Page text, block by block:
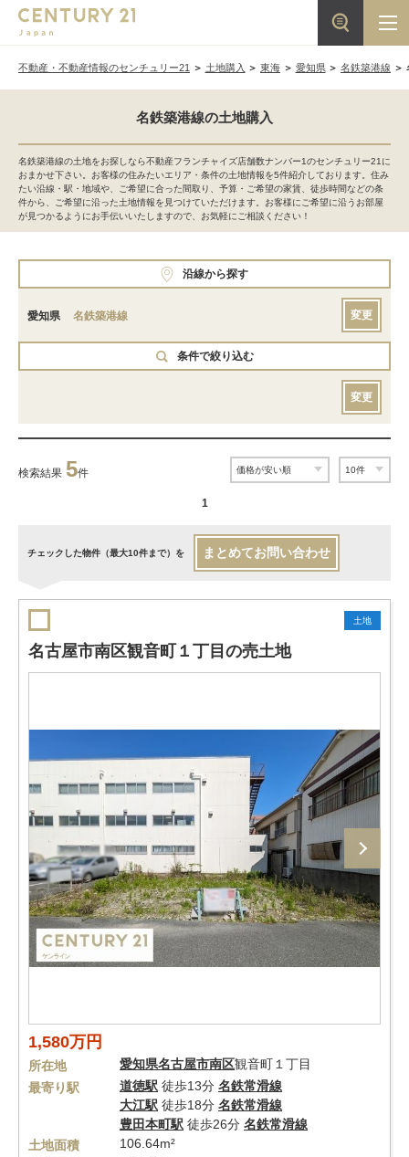
不動産・不動産情報のセンチュリー21 土地購入 東海 愛知県 名鉄築港線
名鉄築港線の土地購入
名鉄築港線の土地をお探しなら不動産フランチャイズ店舗数ナンバー1のセンチュリー21に
おまかせ下さい。お客様の住みたいエリア・条件の土地情報を5件紹介しております。住み
たい沿線・駅・地域や、ご希望に合った間取り、予算・ご希望の家賃、徒歩時間などの条
件から、ご希望に沿った土地情報を見つけていただけます。お客様にご希望に沿うお部屋
が見つかるようにお手伝いいたしますので、お気軽にご相談ください！
沿線から探す
愛知県 名鉄築港線 変更
条件で絞り込む
変更
検索結果 5件
1
チェックした物件（最大10件まで）を まとめてお問い合わせ
土地
名古屋市南区観音町１丁目の売土地
1,580万円
所在地 愛知県名古屋市南区観音町１丁目
最寄り駅
道徳駅 徒歩13分 名鉄常滑線
大江駅 徒歩18分 名鉄常滑線
豊田本町駅 徒歩26分 名鉄常滑線
土地面積
106.64m²